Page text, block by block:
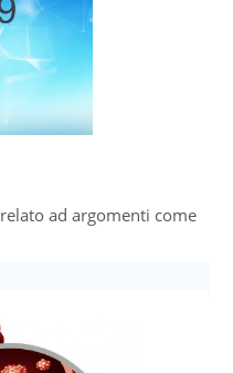
ad argomenti come